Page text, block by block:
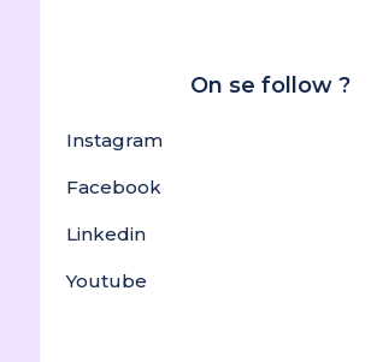
On se follow ?
Instagram
Facebook
Linkedin
Youtube